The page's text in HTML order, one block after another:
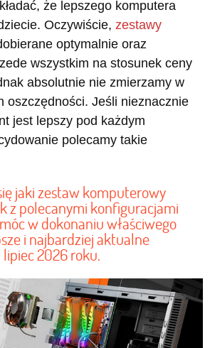
że lepszego komputera
Oczywiście, zestawy
optymalnie oraz
wszystkim na stosunek ceny
absolutnie nie zmierzamy w
oszczędności. Jeśli nieznacznie
jest lepszy pod każdym
polecamy takie
jaki zestaw komputerowy
z polecanymi konfiguracjami
w dokonaniu właściwego
i najbardziej aktualne
2026 roku.